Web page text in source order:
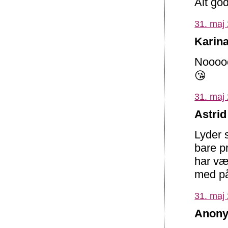
31. maj
😘
31. maj
Astrid
Lyder
bare
har
med
31. maj